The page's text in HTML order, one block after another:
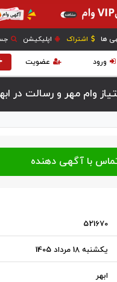
ها اشتراک اپلیکیشن
عضویت ورود
وام مهر و رسالت در
521670
یکشنبه 18 مرداد 1405
ابهر